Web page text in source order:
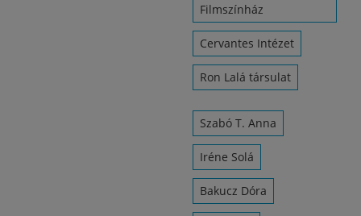
Filmszínház
Cervantes Intézet
Ron Lalá társulat
Szabó T. Anna
Iréne Solá
Bakucz Dóra